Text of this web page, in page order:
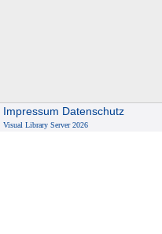
Impressum Datenschutz
Visual Library Server 2026